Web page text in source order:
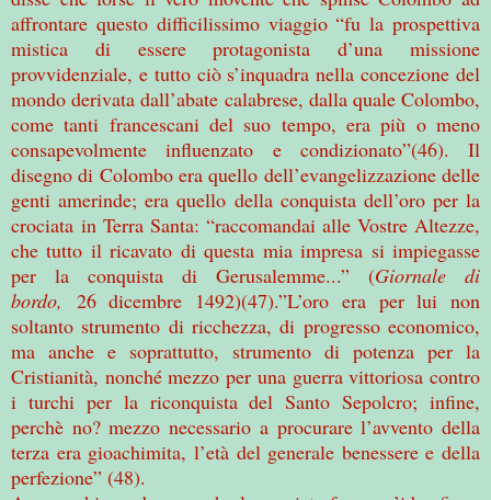
affrontare questo difficilissimo viaggio “fu la prospettiva
mistica di essere protagonista d’una missione
provvidenziale, e tutto ciò s’inquadra nella concezione del
mondo derivata dall’abate calabrese, dalla quale Colombo,
come tanti francescani del suo tempo, era più o meno
consapevolmente influenzato e condizionato”(46). Il
disegno di Colombo era quello dell’evangelizzazione delle
genti amerinde; era quello della conquista dell’oro per la
crociata in Terra Santa: “raccomandai alle Vostre Altezze,
che tutto il ricavato di questa mia impresa si impiegasse
per la conquista di Gerusalemme...” (Giornale di
bordo, 26 dicembre 1492)(47).”L’oro era per lui non
soltanto strumento di ricchezza, di progresso economico,
ma anche e soprattutto, strumento di potenza per la
Cristianità, nonché mezzo per una guerra vittoriosa contro
i turchi per la riconquista del Santo Sepolcro; infine,
perchè no? mezzo necessario a procurare l’avvento della
terza era gioachimita, l’età del generale benessere e della
perfezione” (48).